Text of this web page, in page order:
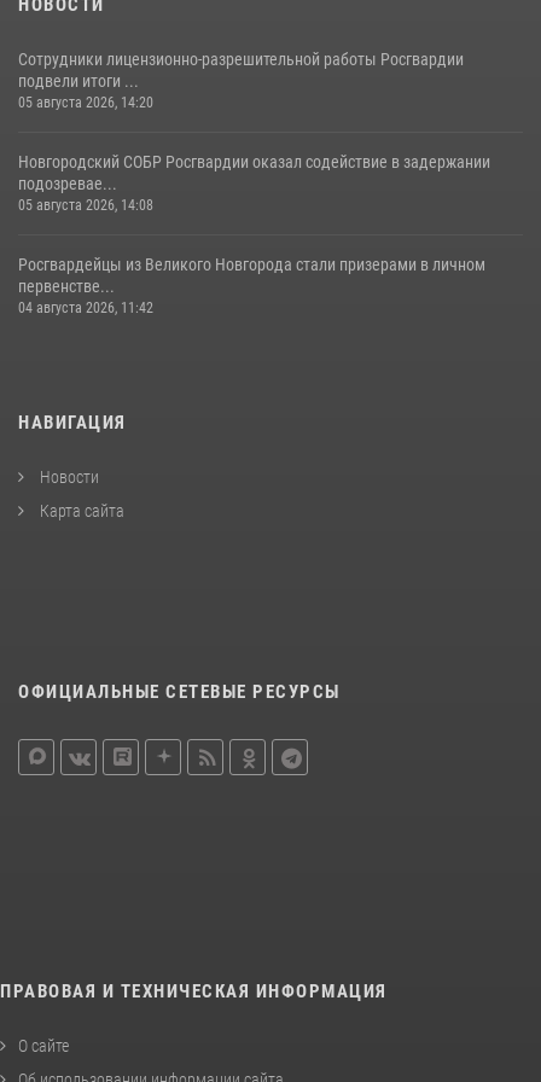
НОВОСТИ
Сотрудники лицензионно-разрешительной работы Росгвардии
подвели итоги ...
05 августа 2026, 14:20
Новгородский СОБР Росгвардии оказал содействие в задержании
подозревае...
05 августа 2026, 14:08
Росгвардейцы из Великого Новгорода стали призерами в личном
первенстве...
04 августа 2026, 11:42
НАВИГАЦИЯ
Новости
Карта сайта
ОФИЦИАЛЬНЫЕ СЕТЕВЫЕ РЕСУРСЫ
ПРАВОВАЯ И ТЕХНИЧЕСКАЯ ИНФОРМАЦИЯ
О сайте